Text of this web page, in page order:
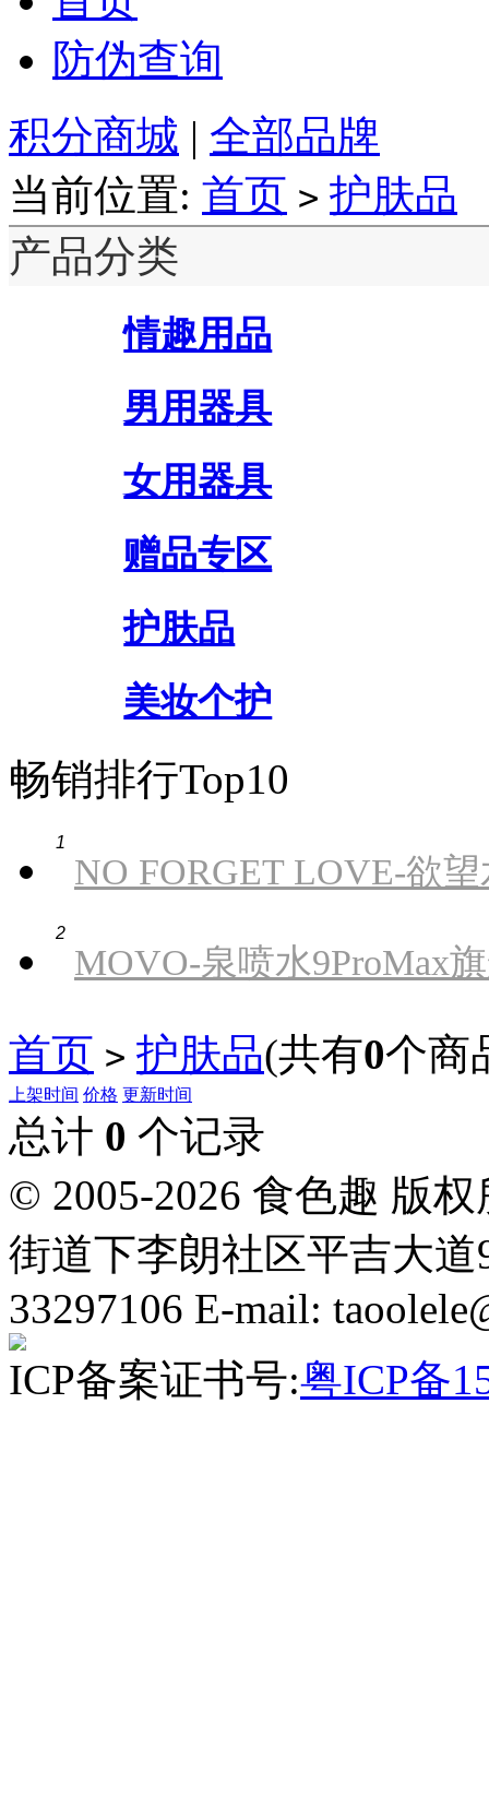
防伪查询
积分商城 | 全部品牌
当前位置: 首页 > 护肤品
产品分类
情趣用品
男用器具
女用器具
赠品专区
护肤品
美妆个护
畅销排行Top10
1
NO FORGET LOVE-欲
2
MOVO-泉喷水9ProMax
首页 > 护肤品(共有0个商
上架时间 价格 更新时间
总计 0 个记录
© 2005-2026 食色趣 版
街道下李朗社区平吉大道
33297106 E-mail:
ICP备案证书号:粤ICP备